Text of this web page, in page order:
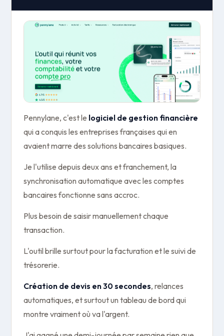
Pennylane, c'est le logiciel de gestion financière
qui a conquis les entreprises françaises qui en
avaient marre des solutions bancaires basiques.
Je l'utilise depuis deux ans et franchement, la
synchronisation automatique avec les comptes
bancaires fonctionne sans accroc.
Plus besoin de saisir manuellement chaque
transaction.
L'outil brille surtout pour la facturation et le suivi de
trésorerie.
Création de devis en 30 secondes, relances
automatiques, et surtout un tableau de bord qui
montre vraiment où va l'argent.